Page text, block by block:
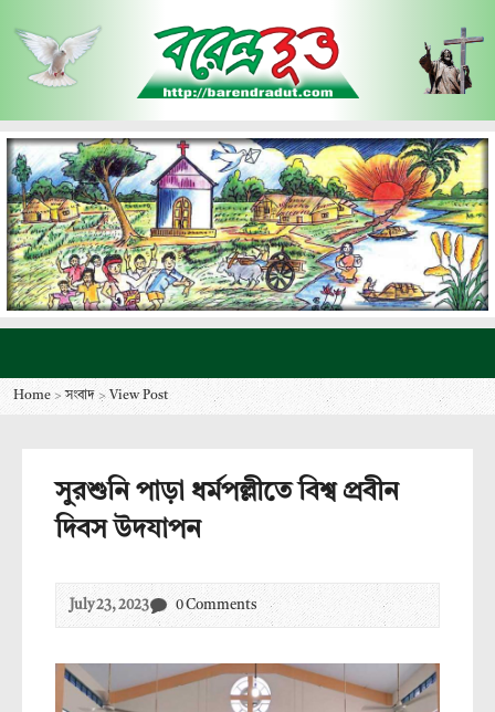
Home > সংবাদ >View Post
সুরশুনি পাড়া ধর্মপল্লীতে বিশ্ব প্রবীন
দিবস উদযাপন
July 23, 2023 0 Comments